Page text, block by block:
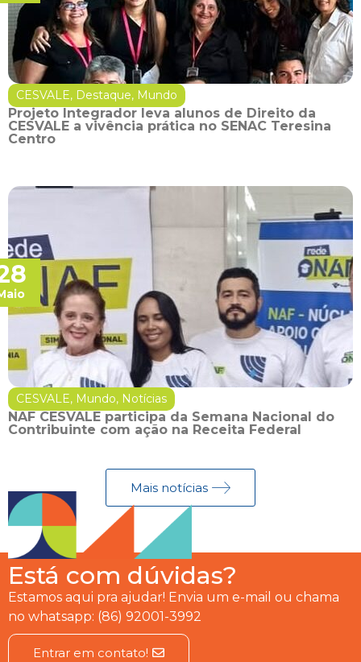
CESVALE, Destaque, Mundo
Projeto Integrador leva alunos de Direito da
CESVALE a vivência prática no SENAC Teresina
Centro
CESVALE, Mundo, Notícias
NAF CESVALE participa da Semana Nacional do
Contribuinte com ação na Receita Federal
Mais notícias
Está com dúvidas?
Estamos aqui pra ajudar! Envia um e-mail ou chama
no whatsapp: (86) 92001-3992
Entrar em contato!